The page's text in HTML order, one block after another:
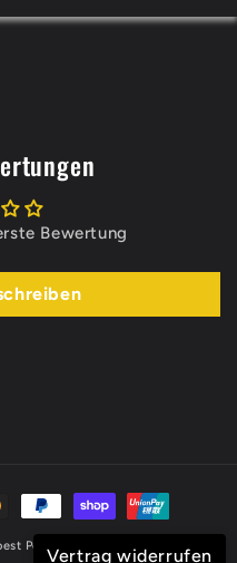
Bewertung
Powered by Shopify
Vertrag widerrufen